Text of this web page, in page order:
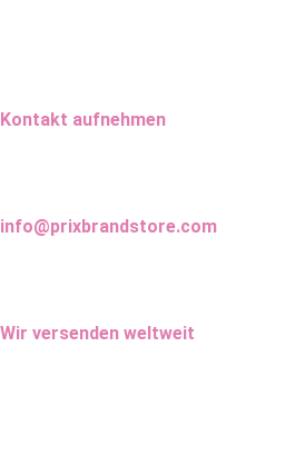
Kontakt aufnehmen
info@prixbrandstore.com
Wir versenden weltweit